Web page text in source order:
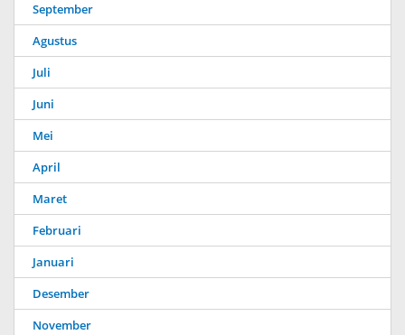
September
Agustus
Juli
Juni
Mei
April
Maret
Februari
Januari
Desember
November